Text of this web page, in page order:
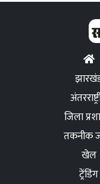
जिला
तकनीक
खेल
ट्रेंडिंग